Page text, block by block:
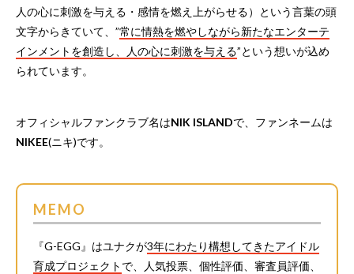
人の心に刺激を与える・感情を燃え上がらせる）という言葉の頭
文字からきていて、”常に情熱を燃やしながら新たなエンターテ
インメントを創造し、人の心に刺激を与える”という想いが込め
られています。
オフィシャルファンクラブ名はNIK ISLANDで、ファンネームは
NIKEE(ニキ)です。
MEMO
『G-EGG』はユナクが3年にわたり構想してきたアイドル
育成プロジェクト で、人気投票、個性評価、審査員評価、